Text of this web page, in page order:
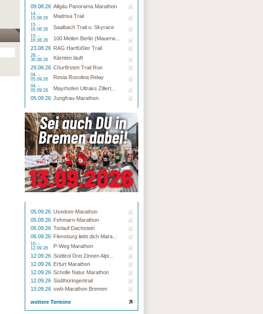
09.08.26 Allgäu Panorama Marathon
14. -
15.08.26
Madrisa Trail
15. -
16.08.26
Saalbach Trail u. Skyrace
15. -
16.08.26
100 Meilen Berlin (Mauerw...
23.08.26 RAG Hartfüßler Trail
28. -
30.08.26
Kärnten läuft
29.08.26 Churfirsten Trail Run
04. -
05.09.26
Resia Rosolina Relay
04. -
05.09.26
Mayrhofen Ultraks Zillert...
05.09.26 Jungfrau-Marathon
05.09.26 Usedom-Marathon
05.09.26 Fehmarn-Marathon
05.09.26 Torlauf Dachstein
06.09.26 Flensburg liebt dich Mara...
10. -
12.09.26
P-Weg Marathon
12.09.26 Südtirol Drei Zinnen Alpi...
12.09.26 Erfurt Marathon
12.09.26 Scholle Natur Marathon
12.09.26 Südthüringentrail
13.09.26 swb-Marathon Bremen
weitere Termine